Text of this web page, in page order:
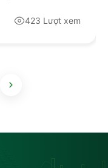
423 Lượt xem